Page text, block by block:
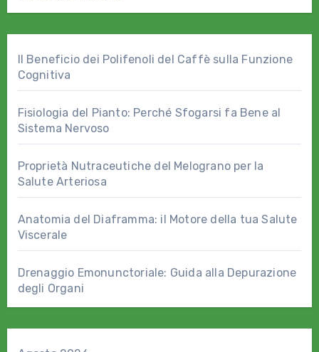
Il Beneficio dei Polifenoli del Caffè sulla Funzione
Cognitiva
Fisiologia del Pianto: Perché Sfogarsi fa Bene al
Sistema Nervoso
Proprietà Nutraceutiche del Melograno per la
Salute Arteriosa
Anatomia del Diaframma: il Motore della tua Salute
Viscerale
Drenaggio Emonunctoriale: Guida alla Depurazione
degli Organi